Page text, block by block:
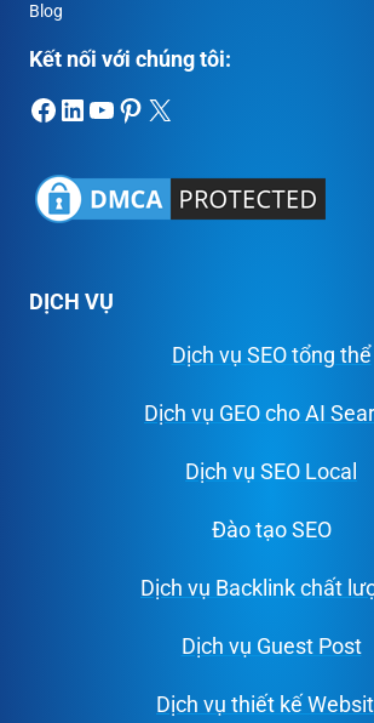
Blog
Kết nối với chúng tôi:
Facebook
LinkedIn
Youtube
Pinterest
X
DỊCH VỤ
Dịch vụ SEO tổng thể
Dịch vụ GEO cho AI
Dịch vụ SEO Local
Đào tạo SEO
Dịch vụ Backlink chất
Dịch vụ Guest Post
Dịch vụ thiết kế